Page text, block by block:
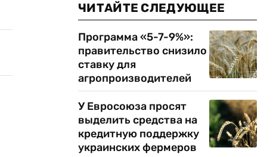
ЧИТАЙТЕ СЛЕДУЮЩЕЕ
Программа «5-7-9%»:
правительство снизило
ставку для
агропроизводителей
У Евросоюза просят
выделить средства на
кредитную поддержку
украинских фермеров